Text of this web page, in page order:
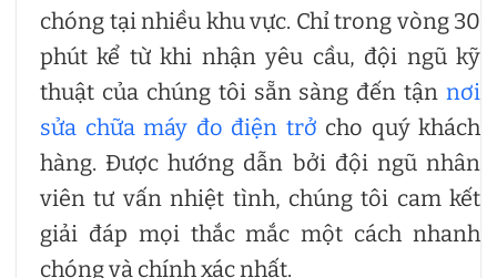
chóng tại nhiều khu vực. Chỉ trong vòng 30
phút kể từ khi nhận yêu cầu, đội ngũ kỹ
thuật của chúng tôi sẵn sàng đến tận nơi
sửa chữa máy đo điện trở cho quý khách
hàng. Được hướng dẫn bởi đội ngũ nhân
viên tư vấn nhiệt tình, chúng tôi cam kết
giải đáp mọi thắc mắc một cách nhanh
chóng và chính xác nhất.